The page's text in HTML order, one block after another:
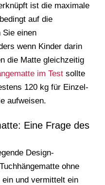
ist die maximale
auf die
Sie einen
wenn Kinder darin
die Matte gleichzeitig
im Test sollte
120 kg für Einzel-
aufweisen.
Eine Frage des
Design-
ohne
und vermittelt ein